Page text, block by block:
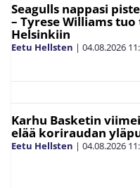
Seagulls nappasi
– Tyrese Williams
Helsinkiin
Eetu Hellsten | 04.08.2026
Karhu Basketin
elää koriraudan
Eetu Hellsten | 04.08.2026